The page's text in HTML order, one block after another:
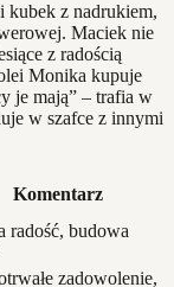
kubek z nadrukiem,
Maciek nie
z radością
Monika kupuje
je mają” – trafia w
w szafce z innymi
Komentarz
radość, budowa
zadowolenie,